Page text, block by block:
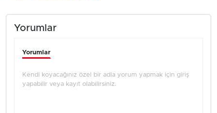
Yorumlar
Yorumlar
Kendi koyacağınız özel bir adla yorum yapmak için giriş
yapabilir veya kayıt olabilirsiniz.